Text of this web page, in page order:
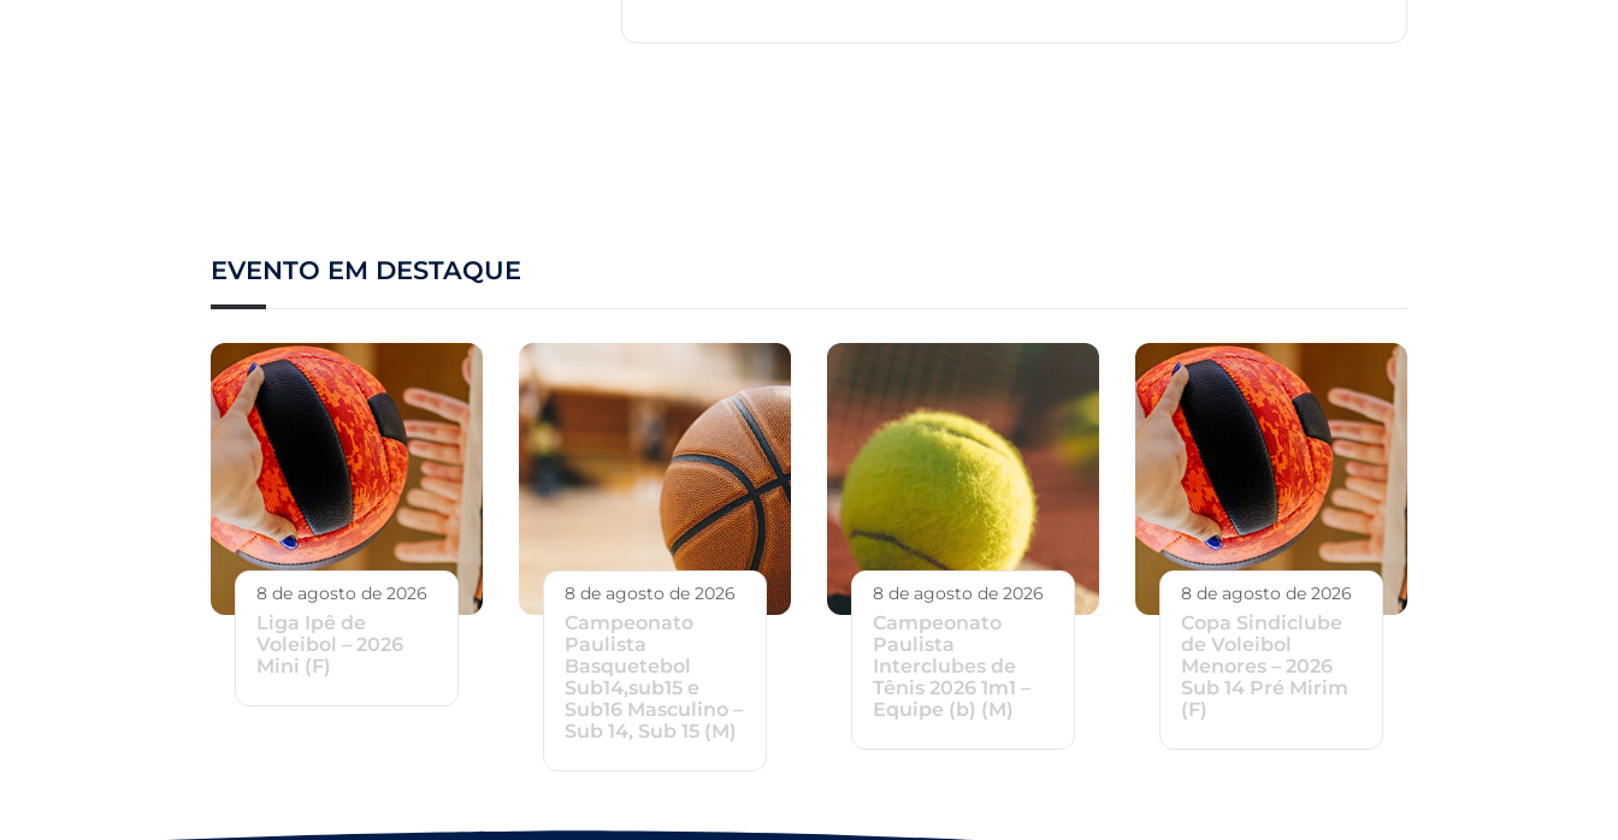
EVENTO EM DESTAQUE
8 de agosto de 2026
Liga Ipê de
Voleibol – 2026
Mini (F)
8 de agosto de 2026
Campeonato
Paulista
Basquetebol
Sub14,sub15 e
Sub16 Masculino –
Sub 14, Sub 15 (M)
8 de agosto de 2026
Campeonato
Paulista
Interclubes de
Tênis 2026 1m1 –
Equipe (b) (M)
8 de agosto de 2026
Copa Sindiclube
de Voleibol
Menores – 2026
Sub 14 Pré Mirim
(F)